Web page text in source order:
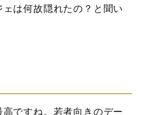
は何故隠れたの？と聞い
ですね。若者向きのデー